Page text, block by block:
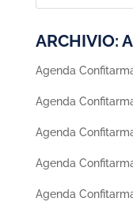
ARCHIVIO:
Agenda
Agenda
Agenda
Agenda
Agenda